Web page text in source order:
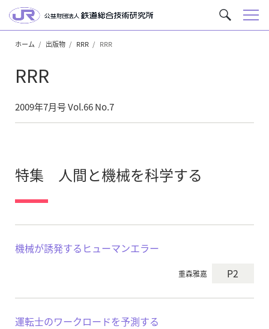
サ
イ
メ
ホーム 出版物 RRR RRR
RRR
2009年7月号 Vol.66 No.7
特集 人間と機械を科学する
機械が誘発するヒューマンエラー
重森雅嘉 P2
運転士のワークロードを予測する